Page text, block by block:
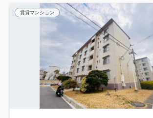
賃貸マンション